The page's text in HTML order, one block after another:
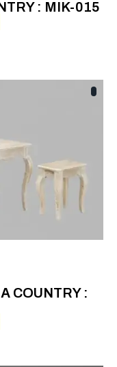
: MIK-015
COUNTRY :